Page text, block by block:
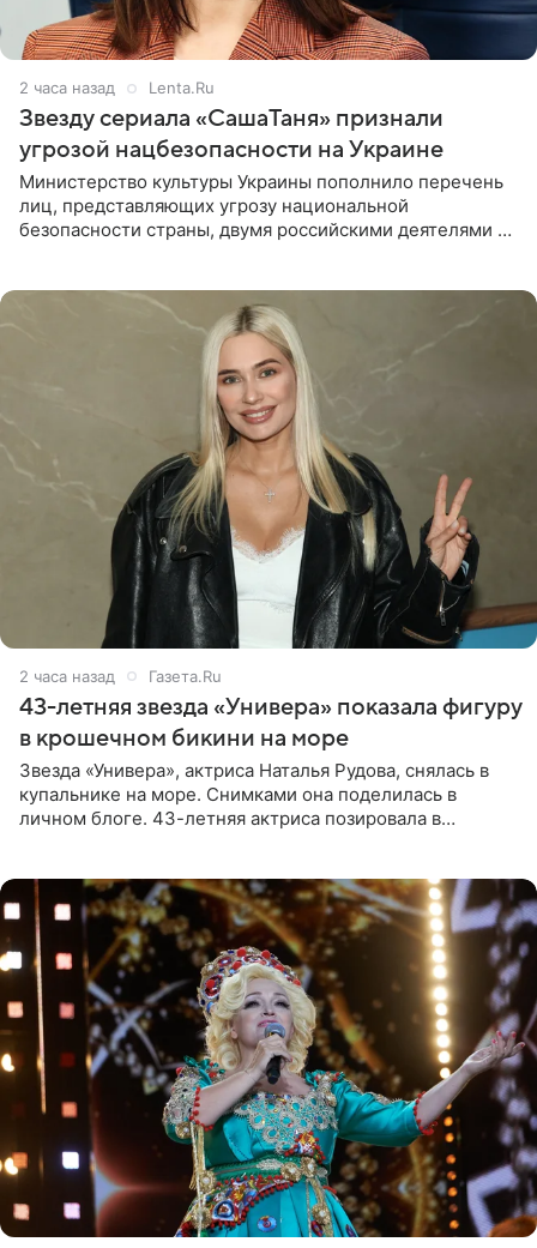
2 часа назад Lenta.Ru
Звезду сериала «СашаТаня» признали
угрозой нацбезопасности на Украине
Министерство культуры Украины пополнило перечень
лиц, представляющих угрозу национальной
безопасности страны, двумя российскими деятелями —
2 часа назад Газета.Ru
43-летняя звезда «Универа» показала фигуру
в крошечном бикини на море
Звезда «Универа», актриса Наталья Рудова, снялась в
купальнике на море. Снимками она поделилась в
личном блоге. 43-летняя актриса позировала в